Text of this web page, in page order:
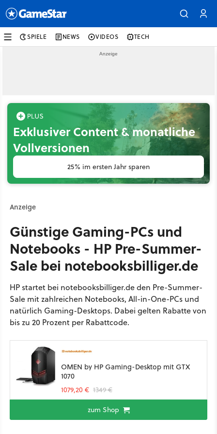
SPIELE NEWS VIDEOS TECH
Exklusiver Content & monatliche
Vollversionen
25% im ersten Jahr sparen
Anzeige
Günstige Gaming-PCs und
Notebooks - HP Pre-Summer-
Sale bei notebooksbilliger.de
HP startet bei notebooksbilliger.de den Pre-Summer-
Sale mit zahlreichen Notebooks, All-in-One-PCs und
natürlich Gaming-Desktops. Dabei gelten Rabatte von
bis zu 20 Prozent per Rabattcode.
OMEN by HP Gaming-Desktop mit GTX
1070
1079,20 € 1349 €
zum Shop